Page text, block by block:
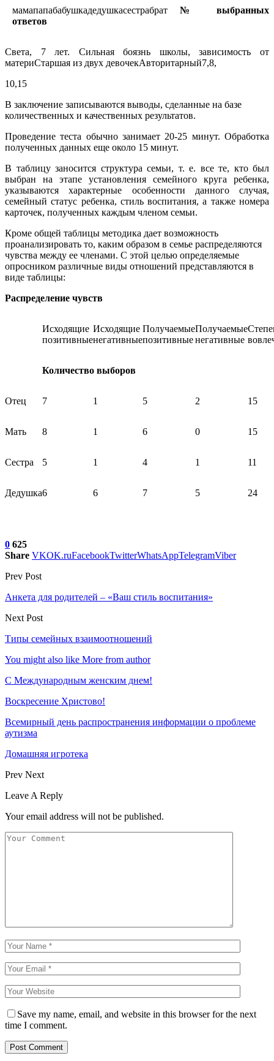
мамапапабабушкадедушкасестрабрат № выбранных
ответов
Света, 7 лет. Сильная боязнь школы, зависимость от
материСтаршая из двух девочекАвторитарный7,8,
10,15
В заключение записываются выводы, сделанные на базе
количественных и качественных результатов.
Проведение теста обычно занимает 20-25 минут. Обработка
полученных данных еще около 15 минут.
В таблицу заносится структура семьи, т. е. все те, кто был
выбран на этапе установления семейного круга ребенка,
указываются характерные особенности данного случая,
семейный статус ребенка, стиль воспитания, а также номера
карточек, полученных каждым членом семьи.
Кроме общей таблицы методика дает возможность
проанализировать то, каким образом в семье распределяются
чувства между ее членами. С этой целью определяемые
опросником различные виды отношений представляются в
виде таблицы:
Распределение чувств
Исходящие
позитивные
Исходящие
негативные
Получаемые
позитивные
Получаемые
негативные
Количество выборов
Отец 7 1 5 2 15
Мать 8 1 6 0 15
Сестра 5 1 4 1 11
Дедушка6 6 7 5 24
0 625
Share VKOK.ruFacebookTwitterWhatsAppTelegramViber
Prev Post
Анкета для родителей – «Ваш стиль воспитания»
Next Post
Типы семейных взаимоотношений
You might also like More from author
С Международным женским днем!
Воскресение Xристово!
Всемирный день распространения информации о проблеме
аутизма
Домашняя игротека
Prev Next
Leave A Reply
Your email address will not be published.
Save my name, email, and website in this browser for the next
time I comment.